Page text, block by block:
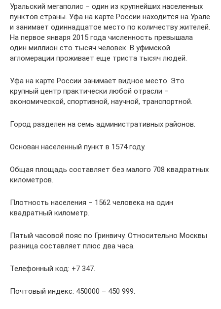
Уральский мегаполис – один из крупнейших населенных
пунктов страны. Уфа на карте России находится на Урале
и занимает одиннадцатое место по количеству жителей.
На первое января 2015 года численность превышала
один миллион сто тысяч человек. В уфимской
агломерации проживает еще триста тысяч людей.
Уфа на карте России занимает видное место. Это
крупный центр практически любой отрасли –
экономической, спортивной, научной, транспортной.
Город разделен на семь административных районов.
Основан населенный пункт в 1574 году.
Общая площадь составляет без малого 708 квадратных
километров.
Плотность населения – 1562 человека на один
квадратный километр.
Пятый часовой пояс по Гринвичу. Относительно Москвы
разница составляет плюс два часа.
Телефонный код: +7 347.
Почтовый индекс: 450000 – 450 999.